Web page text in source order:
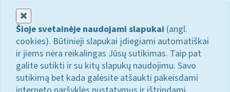
Šioje svetainėje naudojami slapukai (angl.
cookies). Būtinieji slapukai įdiegiami automatiškai
ir jiems nėra reikalingas Jūsų sutikimas. Taip pat
galite sutikti ir su kitų slapukų naudojimu. Savo
sutikimą bet kada galėsite atšaukti pakeisdami